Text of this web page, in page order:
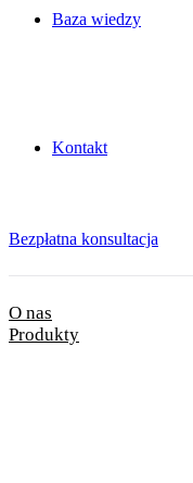
Baza wiedzy
Kontakt
Bezpłatna konsultacja
O nas
Produkty